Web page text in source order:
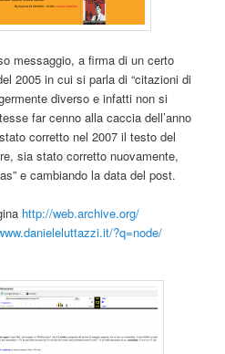
messaggio, a firma di un certo
2005 in cui si parla di “citazioni di
diverso e infatti non si
far cenno alla caccia dell’anno
corretto nel 2007 il testo del
sia stato corretto nuovamente,
e cambiando la data del post.
http://web.archive.org/
danieleluttazzi.it/?q=node/